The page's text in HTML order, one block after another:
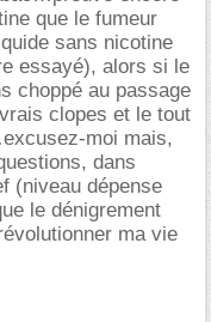
que le fumeur
sans nicotine
essayé), alors si le
choppé au passage
clopes et le tout
moi mais,
dans
(niveau dépense
le dénigrement
ma vie